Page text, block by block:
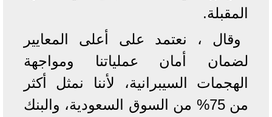
المقبلة.
وقال ، نعتمد على أعلى المعايير
لضمان أمان عملياتنا ومواجهة
الهجمات السيبرانية، لأننا نمثل أكثر
من 75% من السوق السعودية، والبنك